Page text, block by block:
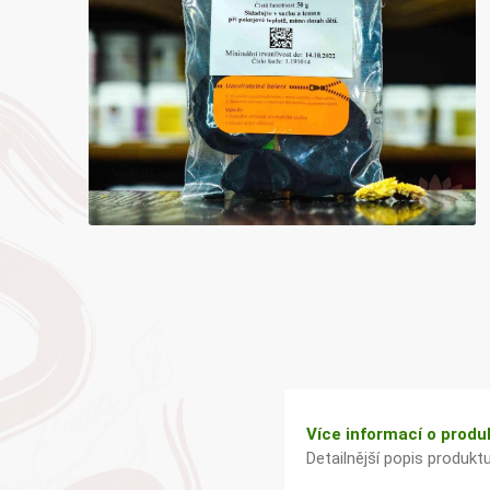
Bylinky TČM
G&G
Vitamins
Ecce Vita
s.r.o.
Více informací o
Detailnější popis produktu